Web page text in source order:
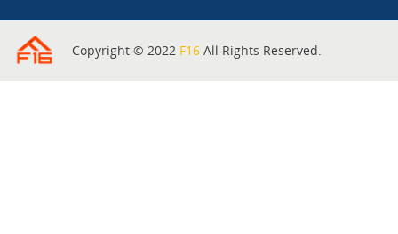
Copyright © 2022 F16 All Rights Reserved.